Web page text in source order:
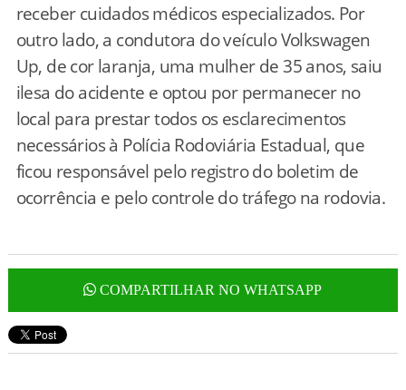
receber cuidados médicos especializados. Por
outro lado, a condutora do veículo Volkswagen
Up, de cor laranja, uma mulher de 35 anos, saiu
ilesa do acidente e optou por permanecer no
local para prestar todos os esclarecimentos
necessários à Polícia Rodoviária Estadual, que
ficou responsável pelo registro do boletim de
ocorrência e pelo controle do tráfego na rodovia.
COMPARTILHAR NO WHATSAPP